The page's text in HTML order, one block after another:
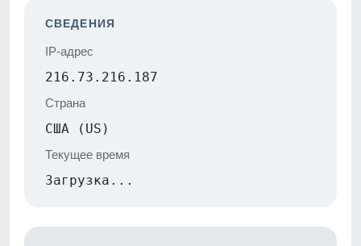
СВЕДЕНИЯ
IP-адрес
216.73.216.187
Страна
США (US)
Текущее время
Загрузка...